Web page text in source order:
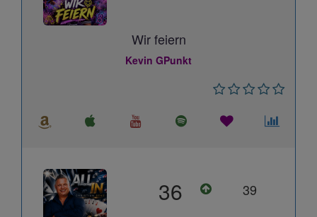
Wir feiern
Kevin GPunkt
36 39